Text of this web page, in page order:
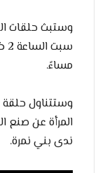
وستبث حلقات
مساءً.
المرأة عن صنع
ندى بني نمرة.